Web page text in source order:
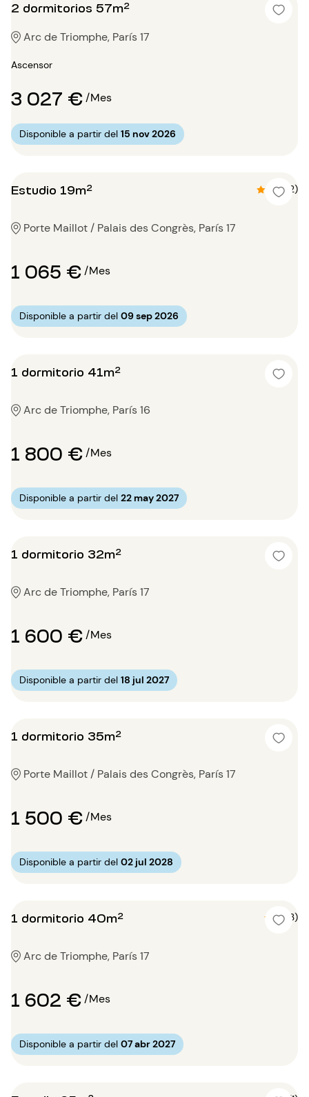
2 dormitorios 57m²
Arc de Triomphe, París 17
Ascensor
3 027 €/Mes
Disponible a partir del 15 nov 2026
Estudio 19m² 4.5 (2)
Porte Maillot / Palais des Congrès, París 17
1 065 €/Mes
Disponible a partir del 09 sep 2026
1 dormitorio 41m²
Arc de Triomphe, París 16
1 800 €/Mes
Disponible a partir del 22 may 2027
1 dormitorio 32m²
Arc de Triomphe, París 17
1 600 €/Mes
Disponible a partir del 18 jul 2027
1 dormitorio 35m²
Porte Maillot / Palais des Congrès, París 17
1 500 €/Mes
Disponible a partir del 02 jul 2028
1 dormitorio 40m² 5 (3)
Arc de Triomphe, París 17
1 602 €/Mes
Disponible a partir del 07 abr 2027